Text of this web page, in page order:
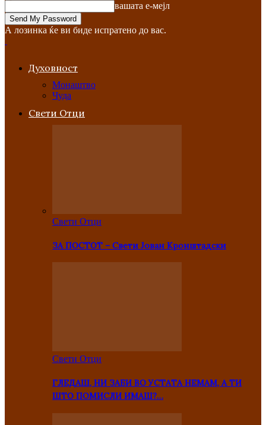
вашата е-мејл
А лозинка ќе ви биде испратено до вас.
Духовност
Монаштво
Чуда
Свети Отци
Свети Отци
ЗА ПОСТОТ – Свети Јован Кронштадски
Свети Отци
ГЛЕДАШ, НИ ЗАБИ ВО УСТАТА НЕМАМ, А ТИ
ШТО ПОМИСЛИ ИМАШ?…